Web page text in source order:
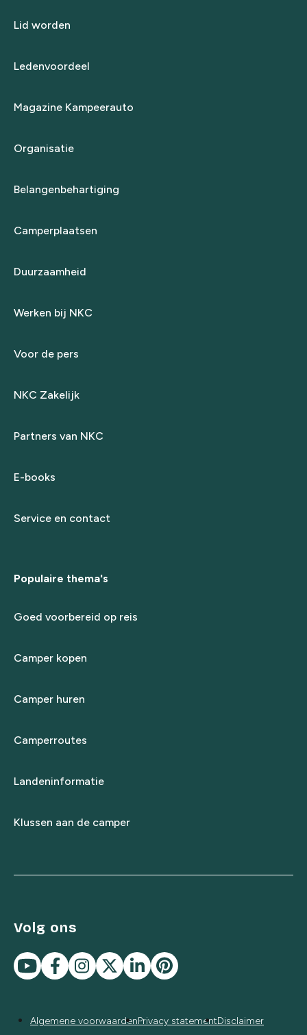
Lid worden
Ledenvoordeel
Magazine Kampeerauto
Organisatie
Belangenbehartiging
Camperplaatsen
Duurzaamheid
Werken bij NKC
Voor de pers
NKC Zakelijk
Partners van NKC
E-books
Service en contact
Populaire thema's
Goed voorbereid op reis
Camper kopen
Camper huren
Camperroutes
Landeninformatie
Klussen aan de camper
Volg ons
Algemene voorwaardenPrivacy statementDisclaimer